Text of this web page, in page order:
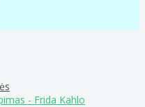
- Frida Kahlo